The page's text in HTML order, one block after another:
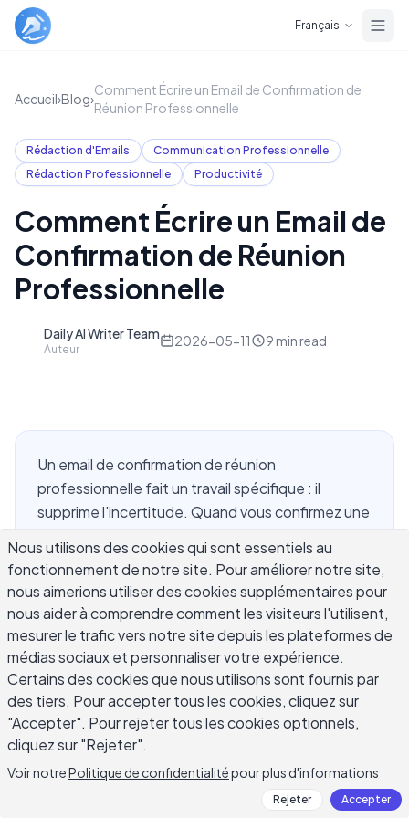
Français
Accueil›Blog›
Comment Écrire un Email de Confirmation de
Réunion Professionnelle
Rédaction d'Emails
Communication Professionnelle
Rédaction Professionnelle
Productivité
Comment Écrire un Email de
Confirmation de Réunion
Professionnelle
Daily AI Writer Team
Auteur
2026-05-11 9 min read
Un email de confirmation de réunion
professionnelle fait un travail spécifique : il
supprime l'incertitude. Quand vous confirmez une
lecture en sachant l'heure exacte, le lieu ou le lien,
et ce qu'il faut préparer. Pourtant, la plupart des
emails de confirmation omettent soit des détails
critiques, soit sont tellement longs que
l'information clé s'y perd. Ce guide couvre
comment rédiger un email de confirmation de
réunion professionnelle qui fonctionne dans
n'importe quel contexte, que vous confirmiez un
entretien d'embauche, un appel client, ou une
réunion d'équipe interne, avec des conseils
pratiques sur les lignes d'objet, la structure, le
Nous utilisons des cookies qui sont essentiels au
fonctionnement de notre site. Pour améliorer notre site,
nous aimerions utiliser des cookies supplémentaires pour
nous aider à comprendre comment les visiteurs l'utilisent,
mesurer le trafic vers notre site depuis les plateformes de
médias sociaux et personnaliser votre expérience.
Certains des cookies que nous utilisons sont fournis par
des tiers. Pour accepter tous les cookies, cliquez sur
"Accepter". Pour rejeter tous les cookies optionnels,
cliquez sur "Rejeter".
Voir notrePolitique de confidentialitépour plus d'informations
Rejeter Accepter